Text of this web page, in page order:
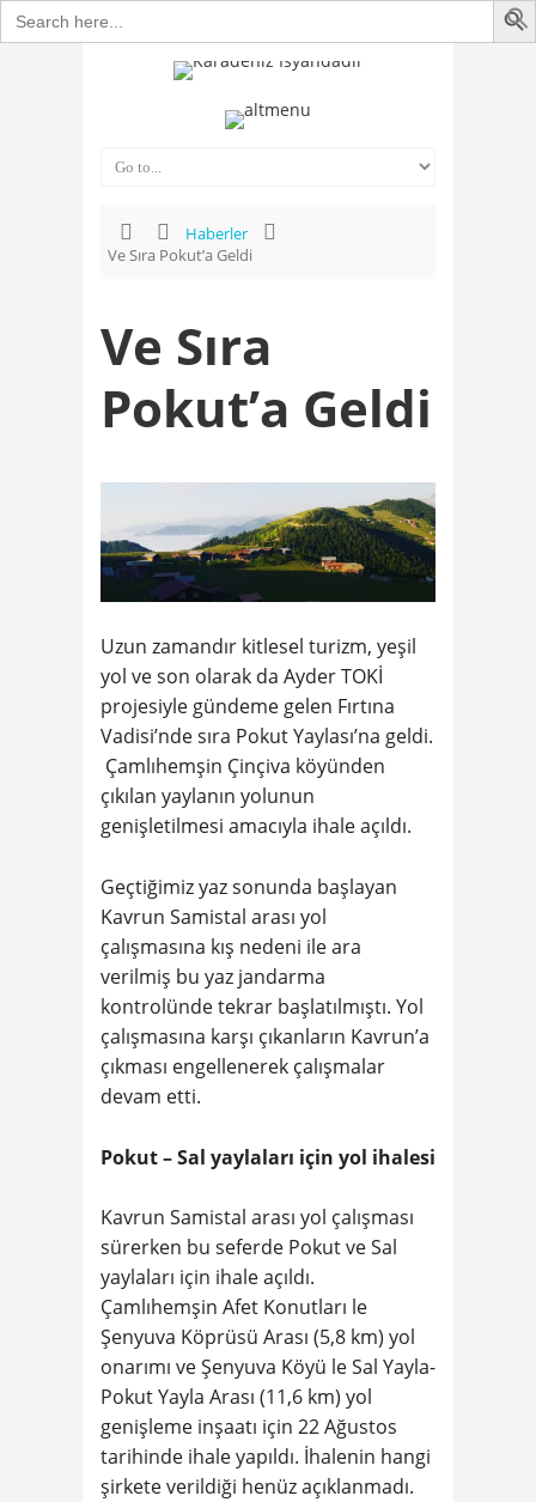
Search
for:
Haberler
Ve Sıra Pokut’a Geldi
Ve Sıra
Pokut’a Geldi
Uzun zamandır kitlesel turizm, yeşil
yol ve son olarak da Ayder TOKİ
projesiyle gündeme gelen Fırtına
Vadisi’nde sıra Pokut Yaylası’na geldi.
Çamlıhemşin Çinçiva köyünden
çıkılan yaylanın yolunun
genişletilmesi amacıyla ihale açıldı.
Geçtiğimiz yaz sonunda başlayan
Kavrun Samistal arası yol
çalışmasına kış nedeni ile ara
verilmiş bu yaz jandarma
kontrolünde tekrar başlatılmıştı. Yol
çalışmasına karşı çıkanların Kavrun’a
çıkması engellenerek çalışmalar
devam etti.
Pokut – Sal yaylaları için yol ihalesi
Kavrun Samistal arası yol çalışması
sürerken bu seferde Pokut ve Sal
yaylaları için ihale açıldı.
Çamlıhemşin Afet Konutları le
Şenyuva Köprüsü Arası (5,8 km) yol
onarımı ve Şenyuva Köyü le Sal Yayla-
Pokut Yayla Arası (11,6 km) yol
genişleme inşaatı için 22 Ağustos
tarihinde ihale yapıldı. İhalenin hangi
şirkete verildiği henüz açıklanmadı.